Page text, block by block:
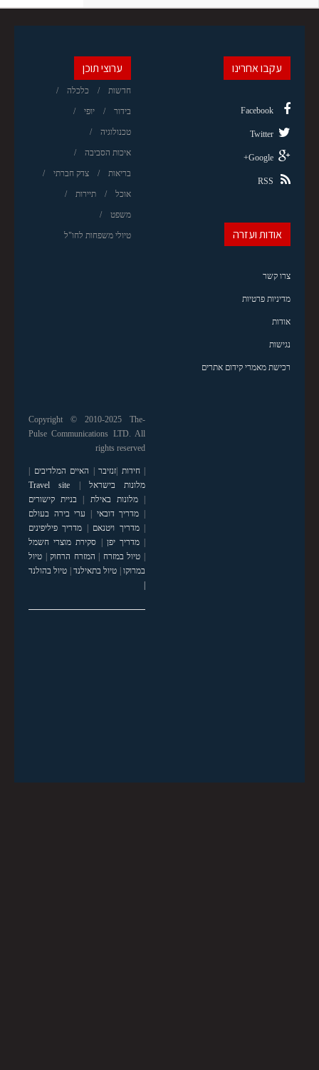
ערוצי תוכן
חדשות כלכלה
בידור יופי
טכנולוגיה
איכות הסביבה
בריאות צדק חברתי
אוכל תיירות
משפט
טיולי משפחות לחו"ל
עקבו אחרינו
Facebook
Twitter
Google+
RSS
אודות ועזרה
צרו קשר
מדיניות פרטיות
אודות
נגישות
רכישת מאמרי קידום אתרים
Copyright © 2010-2025 The-
Pulse Communications LTD. All
rights reserved
|חידות |זנזיבר | האיים המלדיבים |
מלונות בישראל |
Travel site
|מלונות באילת | בניית קישורים
| מדריך דובאי | ערי בירה בעולם
|מדריך ויטנאם | מדריך פיליפינים
|מדריך יפן | סקירת מוצרי חשמל
| טיול במזרח | המזרח הרחוק| טיול
במרוקו| טיול בתאילנד| טיול בהולנד
|